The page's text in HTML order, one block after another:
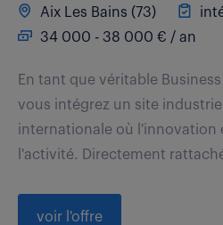
Aix Les Bains (73)
34 000 - 38 000 € / an
En tant que véritable
vous intégrez un site
internationale où l'innovation
l'activité. Directement
voir l'offre